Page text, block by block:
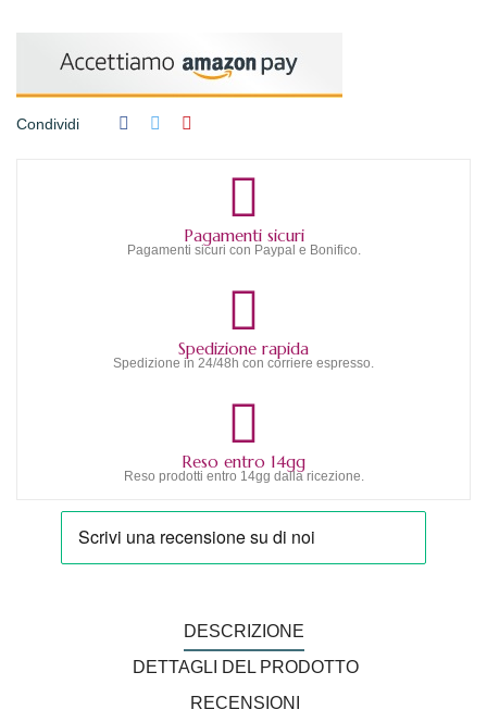
Condividi
Pagamenti sicuri
Pagamenti sicuri con Paypal e Bonifico.
Spedizione rapida
Spedizione in 24/48h con corriere espresso.
Reso entro 14gg
Reso prodotti entro 14gg dalla ricezione.
DESCRIZIONE
DETTAGLI DEL PRODOTTO
RECENSIONI